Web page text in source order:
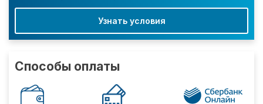
Узнать условия
Способы оплаты